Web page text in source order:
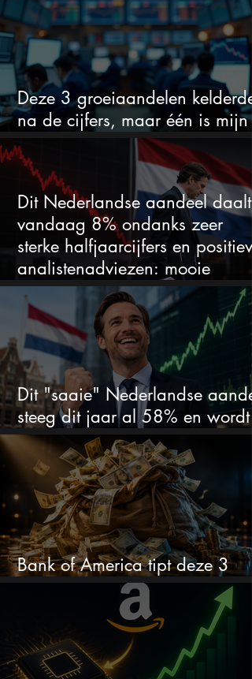
Deze 3 groeiaandelen
na de cijfers, maar één is mijn
duidelijke favoriet
Dit Nederlandse aandeel daalt
vandaag 8% ondanks zeer
sterke halfjaarcijfers en positieve
analistenadviezen: mooie
koopkans?
Dit "saaie" Nederlandse
steeg dit jaar al 58% en wordt
volgens analisten onderschat
Bank of America tipt deze 3
chipaandelen